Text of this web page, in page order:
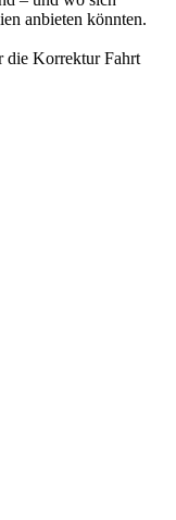
anbieten könnten.
die Korrektur Fahrt